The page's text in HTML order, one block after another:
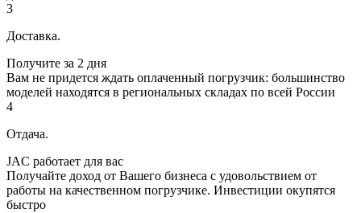
3
Доставка.
Получите за 2 дня
Вам не придется ждать оплаченный погрузчик: большинство
моделей находятся в региональных складах по всей России
4
Отдача.
JAC работает для вас
Получайте доход от Вашего бизнеса с удовольствием от
работы на качественном погрузчике. Инвестиции окупятся
быстро